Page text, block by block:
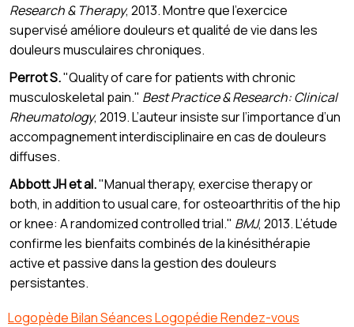
Research & Therapy, 2013. Montre que l’exercice
supervisé améliore douleurs et qualité de vie dans les
douleurs musculaires chroniques.
Perrot S."Quality of care for patients with chronic
musculoskeletal pain." Best Practice & Research: Clinical
Rheumatology, 2019. L’auteur insiste sur l’importance d’un
accompagnement interdisciplinaire en cas de douleurs
diffuses.
Abbott JH et al."Manual therapy, exercise therapy or
both, in addition to usual care, for osteoarthritis of the hip
or knee: A randomized controlled trial." BMJ, 2013. L’étude
confirme les bienfaits combinés de la kinésithérapie
active et passive dans la gestion des douleurs
persistantes.
Logopède Bilan Séances Logopédie Rendez-vous